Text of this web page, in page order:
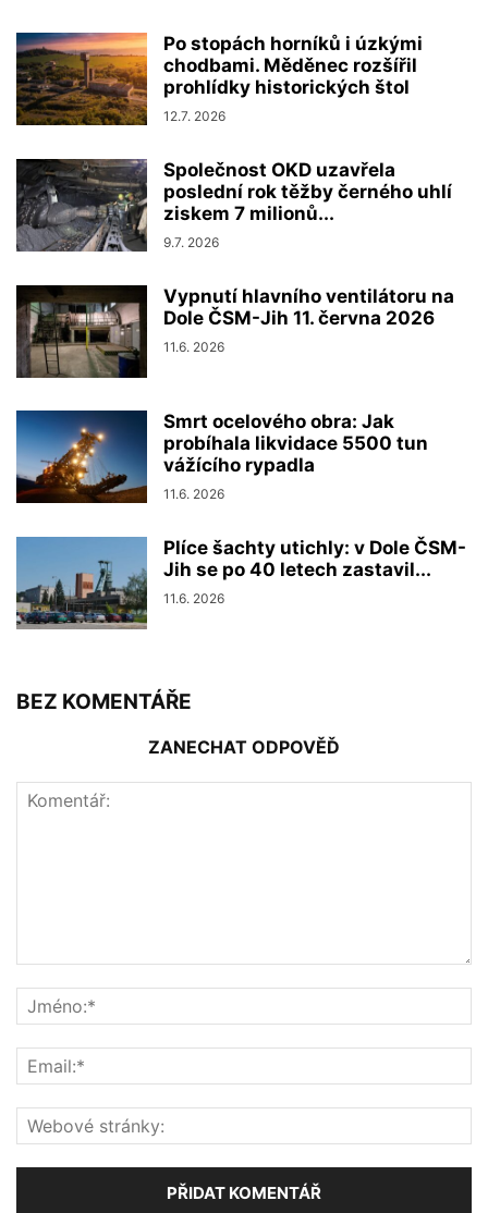
Po stopách horníků i úzkými
chodbami. Měděnec rozšířil
prohlídky historických štol
12.7. 2026
Společnost OKD uzavřela
poslední rok těžby černého uhlí
ziskem 7 milionů...
9.7. 2026
Vypnutí hlavního ventilátoru na
Dole ČSM-Jih 11. června 2026
11.6. 2026
Smrt ocelového obra: Jak
probíhala likvidace 5500 tun
vážícího rypadla
11.6. 2026
Plíce šachty utichly: v Dole ČSM-
Jih se po 40 letech zastavil...
11.6. 2026
BEZ KOMENTÁŘE
ZANECHAT ODPOVĚĎ